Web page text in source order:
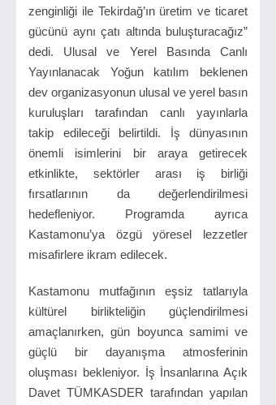
zenginliği ile Tekirdağ’ın üretim ve ticaret
gücünü aynı çatı altında buluşturacağız”
dedi. Ulusal ve Yerel Basında Canlı
Yayınlanacak Yoğun katılım beklenen
dev organizasyonun ulusal ve yerel basın
kuruluşları tarafından canlı yayınlarla
takip edileceği belirtildi. İş dünyasının
önemli isimlerini bir araya getirecek
etkinlikte, sektörler arası iş birliği
fırsatlarının da değerlendirilmesi
hedefleniyor. Programda ayrıca
Kastamonu’ya özgü yöresel lezzetler
misafirlere ikram edilecek.
Kastamonu mutfağının eşsiz tatlarıyla
kültürel birlikteliğin güçlendirilmesi
amaçlanırken, gün boyunca samimi ve
güçlü bir dayanışma atmosferinin
oluşması bekleniyor. İş İnsanlarına Açık
Davet TÜMKASDER tarafından yapılan